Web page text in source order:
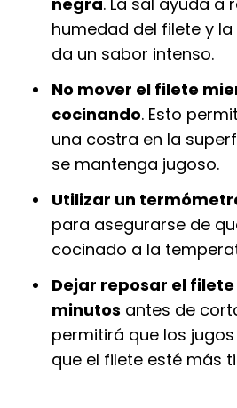
humedad del filete y
da un sabor intenso.
No mover el filete
cocinando. Esto
una costra en la
se mantenga jugoso.
Utilizar un
para asegurarse de
cocinado a la
Dejar reposar el
minutos antes de
permitirá que los
que el filete esté más